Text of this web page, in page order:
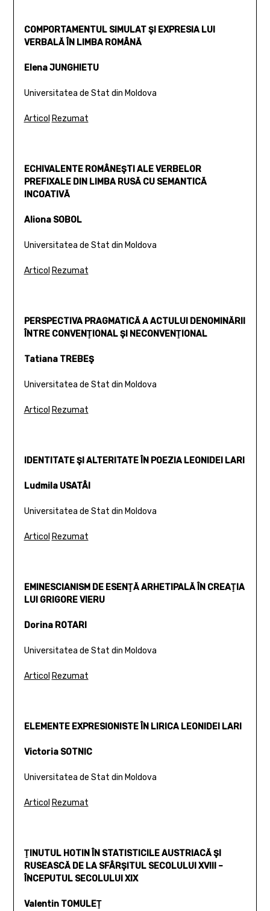
COMPORTAMENTUL SIMULAT ŞI EXPRESIA LUI
VERBALĂ ÎN LIMBA ROMÂNĂ
Elena JUNGHIETU
Universitatea de Stat din Moldova
Articol Rezumat
ECHIVALENTE ROMÂNEŞTI ALE VERBELOR
PREFIXALE DIN LIMBA RUSĂ CU SEMANTICĂ
INCOATIVĂ
Aliona SOBOL
Universitatea de Stat din Moldova
Articol Rezumat
PERSPECTIVA PRAGMATICĂ A ACTULUI DENOMINĂRII
ÎNTRE CONVENŢIONAL ŞI NECONVENŢIONAL
Tatiana TREBEŞ
Universitatea de Stat din Moldova
Articol Rezumat
IDENTITATE ŞI ALTERITATE ÎN POEZIA LEONIDEI LARI
Ludmila USATÂI
Universitatea de Stat din Moldova
Articol Rezumat
EMINESCIANISM DE ESENŢĂ ARHETIPALĂ ÎN CREAŢIA
LUI GRIGORE VIERU
Dorina ROTARI
Universitatea de Stat din Moldova
Articol Rezumat
ELEMENTE EXPRESIONISTE ÎN LIRICA LEONIDEI LARI
Victoria SOTNIC
Universitatea de Stat din Moldova
Articol Rezumat
ŢINUTUL HOTIN ÎN STATISTICILE AUSTRIACĂ ŞI
RUSEASCĂ DE LA SFÂRŞITUL SECOLULUI XVIII –
ÎNCEPUTUL SECOLULUI XIX
Valentin TOMULEŢ